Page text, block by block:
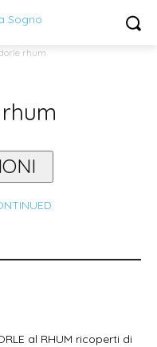
rhum
al RHUM ricoperti di